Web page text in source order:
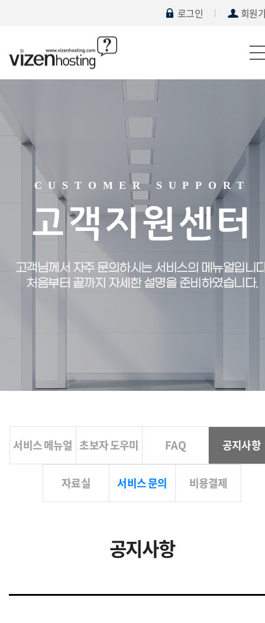
로그인 회원
CUSTOMER SUPPORT
고객지원센터
고객님께서 자주 문의하시는 서비스의 메뉴얼입니
처음부터 끝까지 자세한 설명을 준비하였습니다.
서비스 메뉴얼 초보자 도우미 FAQ 공지사항
자료실 서비스 문의 비용결제
공지사항